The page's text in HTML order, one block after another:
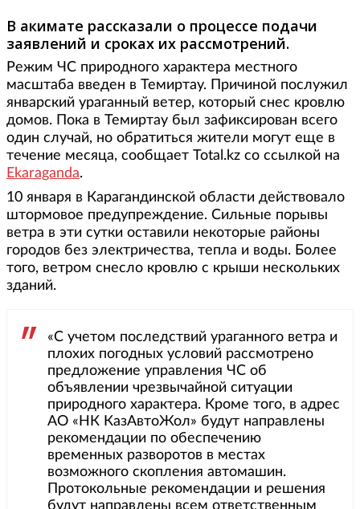
В акимате рассказали о процессе подачи
заявлений и сроках их рассмотрений.
Режим ЧС природного характера местного
масштаба введен в Темиртау. Причиной послужил
январский ураганный ветер, который снес кровлю
домов. Пока в Темиртау был зафиксирован всего
один случай, но обратиться жители могут еще в
течение месяца, сообщает Total.kz со ссылкой на
Ekaraganda.
10 января в Карагандинской области действовало
штормовое предупреждение. Сильные порывы
ветра в эти сутки оставили некоторые районы
городов без электричества, тепла и воды. Более
того, ветром снесло кровлю с крыши нескольких
зданий.
«С учетом последствий ураганного ветра и
плохих погодных условий рассмотрено
предложение управления ЧС об
объявлении чрезвычайной ситуации
природного характера. Кроме того, в адрес
АО «НК КазАвтоЖол» будут направлены
рекомендации по обеспечению
временных разворотов в местах
возможного скопления автомашин.
Протокольные рекомендации и решения